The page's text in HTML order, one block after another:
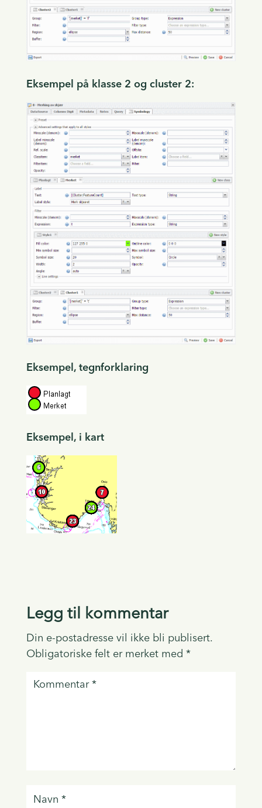
Eksempel på klasse 2 og cluster 2:
Eksempel, tegnforklaring
Eksempel, i kart
Legg til kommentar
Din e-postadresse vil ikke bli publisert.
Obligatoriske felt er merket med *